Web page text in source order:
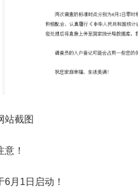
站截图
！
6月1日启动！